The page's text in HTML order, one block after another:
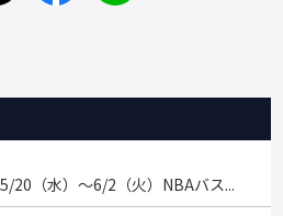
20（水）～6/2（火）NBAバス...